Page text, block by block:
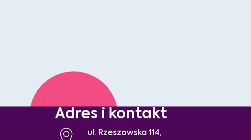
Adres i kontakt
ul. Rzeszowska 114,